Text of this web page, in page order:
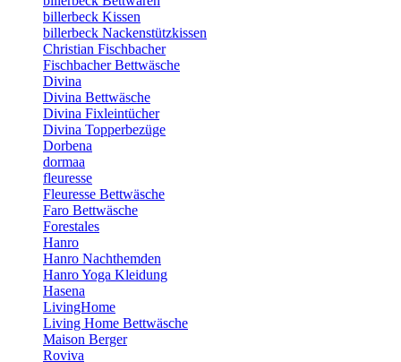
billerbeck Kissen
billerbeck Nackenstützkissen
Christian Fischbacher
Fischbacher Bettwäsche
Divina
Divina Bettwäsche
Divina Fixleintücher
Divina Topperbezüge
Dorbena
dormaa
fleuresse
Fleuresse Bettwäsche
Faro Bettwäsche
Forestales
Hanro
Hanro Nachthemden
Hanro Yoga Kleidung
Hasena
LivingHome
Living Home Bettwäsche
Maison Berger
Roviva